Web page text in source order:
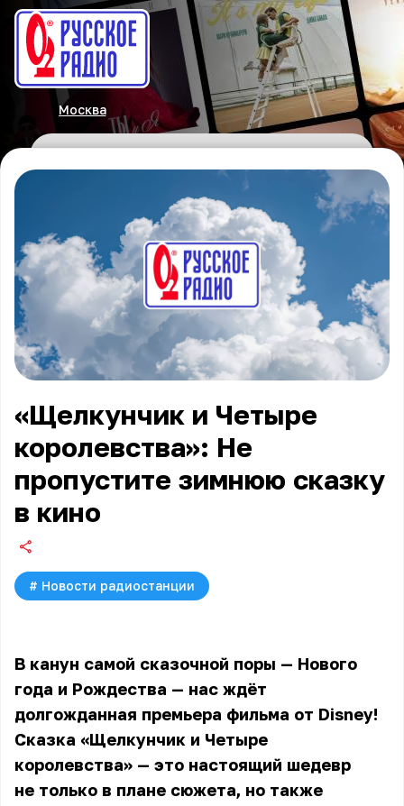
Москва
«Щелкунчик и Четыре
королевства»: Не
пропустите зимнюю сказку
в кино
# Новости радиостанции
В канун самой сказочной поры — Нового
года и Рождества — нас ждёт
долгожданная премьера фильма от Disney!
Сказка «Щелкунчик и Четыре
королевства» — это настоящий шедевр
не только в плане сюжета, но также